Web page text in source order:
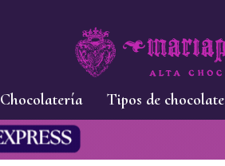
Chocolatería Tipos de chocolate